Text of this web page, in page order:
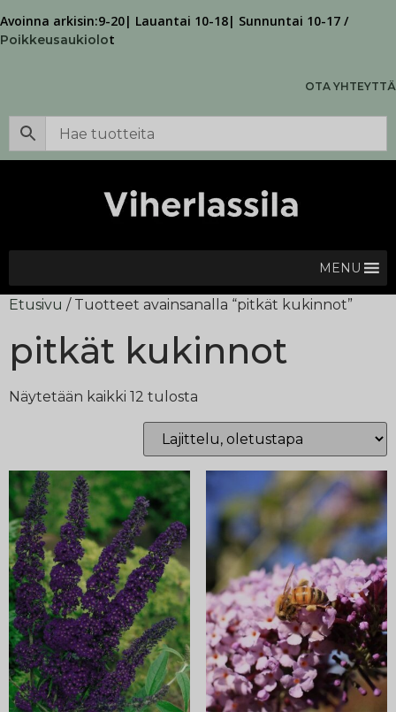
Avoinna arkisin:9-20| Lauantai 10-18| Sunnuntai 10-17 /
Poikkeusaukiolot
OTA YHTEYTTÄ
MENU
Etusivu / Tuotteet avainsanalla “pitkät kukinnot”
pitkät kukinnot
Näytetään kaikki 12 tulosta